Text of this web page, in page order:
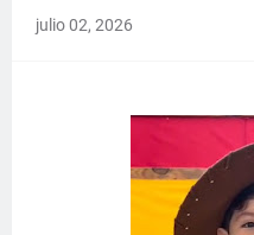
julio 02, 2026